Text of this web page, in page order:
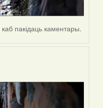
каб пакідаць каментары.